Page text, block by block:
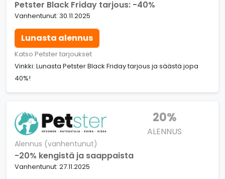
Petster Black Friday tarjous: -40%
Vanhentunut: 30.11.2025
Lunasta alennus
Katso Petster tarjoukset
Vinkki: Lunasta Petster Black Friday tarjous ja säästä jopa
40%!
20%
ALENNUS
Alennus (vanhentunut)
-20% kengistä ja saappaista
Vanhentunut: 27.11.2025